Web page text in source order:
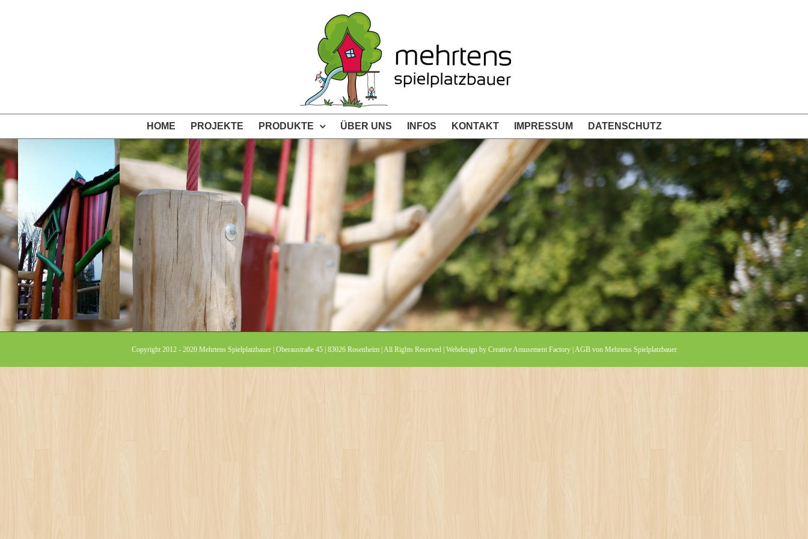
HOME PROJEKTE PRODUKTE ÜBER UNS INFOS KONTAKT IMPRESSUM DATENSCHUTZ
Copyright 2012 - 2020 Mehrtens Spielplatzbauer | Oberaustraße 45 | 83026 Rosenheim | All Rights Reserved | Webdesign by Creative Amusement Factory| AGB von Mehrtens Spielplatzbauer